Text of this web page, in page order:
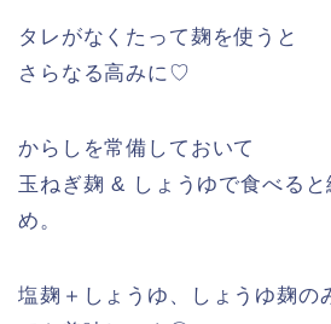
タレがなくたって麹を使うと
さらなる高みに♡
からしを常備しておいて
玉ねぎ麹 & しょうゆで食べる
め。
塩麹＋しょうゆ、しょうゆ麹の